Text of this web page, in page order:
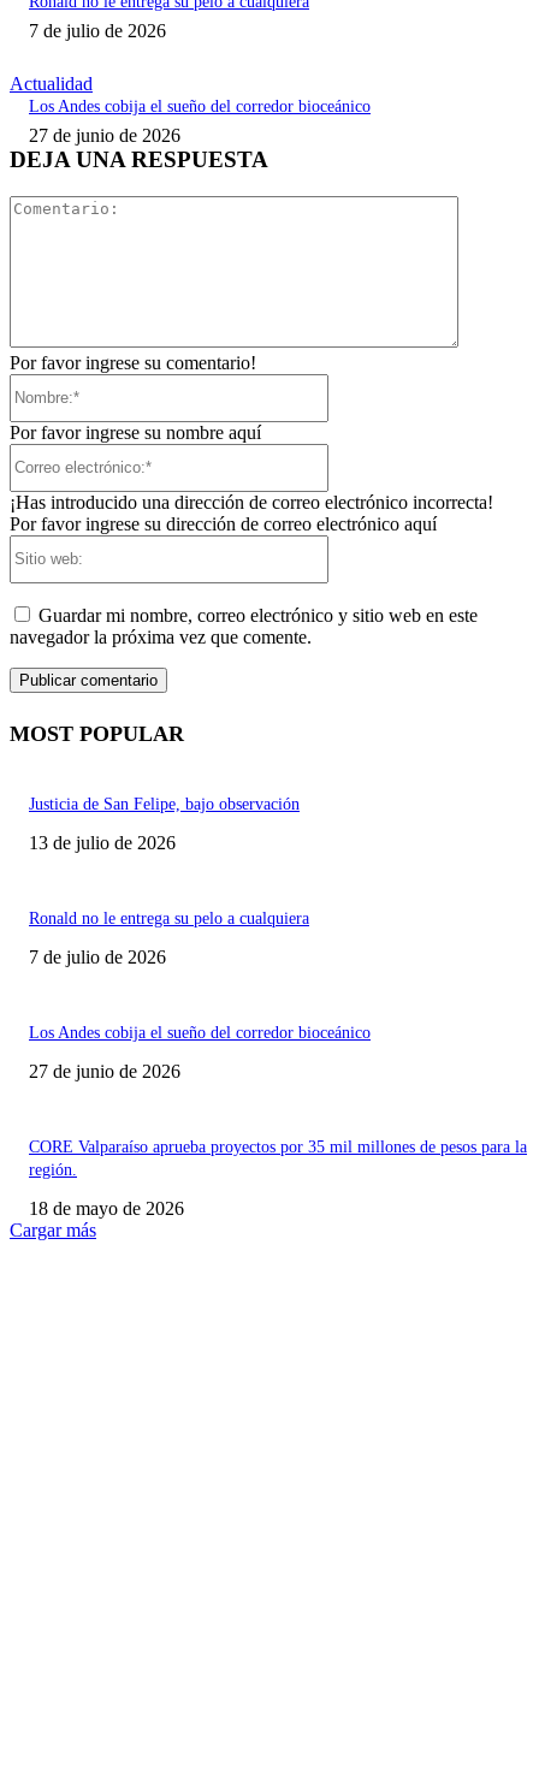
7 de julio de 2026
Actualidad
Los Andes cobija el sueño del corredor bioceánico
27 de junio de 2026
DEJA UNA RESPUESTA
Por favor ingrese su comentario!
Por favor ingrese su nombre aquí
¡Has introducido una dirección de correo electrónico incorrecta!
Por favor ingrese su dirección de correo electrónico aquí
Guardar mi nombre, correo electrónico y sitio web en este
navegador la próxima vez que comente.
MOST POPULAR
Justicia de San Felipe, bajo observación
13 de julio de 2026
Ronald no le entrega su pelo a cualquiera
7 de julio de 2026
Los Andes cobija el sueño del corredor bioceánico
27 de junio de 2026
CORE Valparaíso aprueba proyectos por 35 mil millones de pesos para la
región.
18 de mayo de 2026
Cargar más